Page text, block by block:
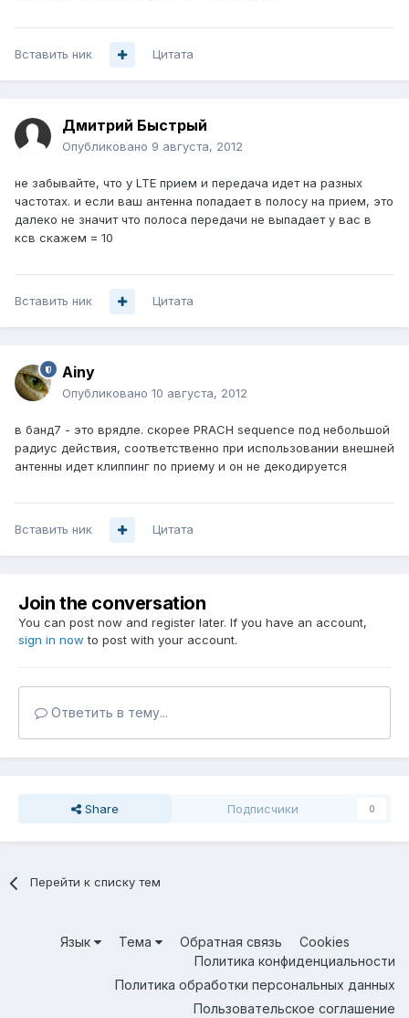
Вставить ник Цитата
Дмитрий Быстрый
Опубликовано 9 августа, 2012
не забывайте, что у LTE прием и передача идет на разных
частотах. и если ваш антенна попадает в полосу на прием, это
далеко не значит что полоса передачи не выпадает у вас в
ксв скажем = 10
Вставить ник Цитата
Ainy
Опубликовано 10 августа, 2012
в банд7 - это врядле. скорее PRACH sequence под небольшой
радиус действия, соответственно при использовании внешней
антенны идет клиппинг по приему и он не декодируется
Вставить ник Цитата
Join the conversation
You can post now and register later. If you have an account,
sign in now to post with your account.
Ответить в тему...
Share Подписчики 0
Перейти к списку тем
Язык Тема Обратная связь
Cookies
Политика конфиденциальности
Политика обработки персональных данных
Пользовательское соглашение